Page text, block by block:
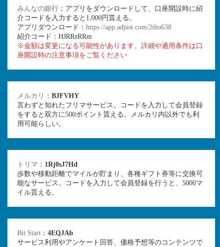
みんなの銀行 ：アプリをダウンロードして、口座開設時に紹
介コードを入力すると1,000円貰える。
アプリダウンロード： https://app.adjust.com/2tho638
紹介コード：HJRRzRRm
※金額は変更になる可能性があります。詳細や適用条件は口
座開設時の注意事項をご覧ください
メルカリ ： BJFVHY
言わずと知れたフリマサービス。コードを入力して会員登録
をすると双方に500ポイント貰える。メルカリ内以外でも利
用可能らしい。
トリマ ： 1Rj0sJ7Hd
歩数や移動距離でマイルが貯まり、各種ギフト券等に交換可
能なサービス。コードを入力して会員登録を行うと、5000マ
イル貰える。
Bit Start ： 4EQJAb
サービス利用やアンケート回答、価格予想等のコンテンツで